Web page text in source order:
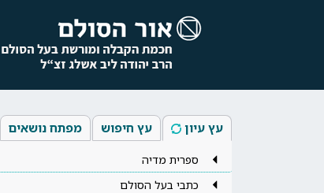
עץ עיון עץ חיפוש מפתח נושאים
ספרית מדיה
כתבי בעל הסולם